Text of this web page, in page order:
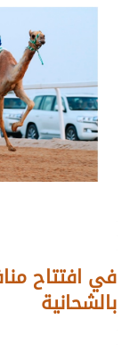
في افتتاح
بالشحانية